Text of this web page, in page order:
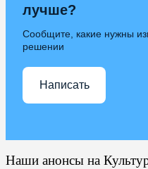
лучше?
Сообщите, какие нужны
решении
Написать
Наши анонсы на